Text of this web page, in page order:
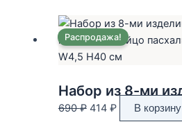
1050 ₽.
Распродажа!
690₽ Первоначальная
414 ₽Текущая
цена:
В корзину